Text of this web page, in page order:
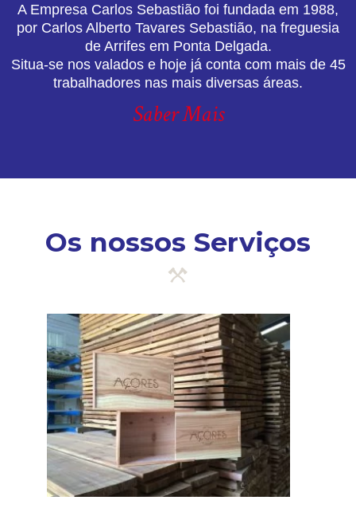
A Empresa Carlos Sebastião foi fundada em 1988,
por Carlos Alberto Tavares Sebastião, na freguesia
de Arrifes em Ponta Delgada.
Situa-se nos valados e hoje já conta com mais de 45
trabalhadores nas mais diversas áreas.
Saber Mais
Os nossos Serviços